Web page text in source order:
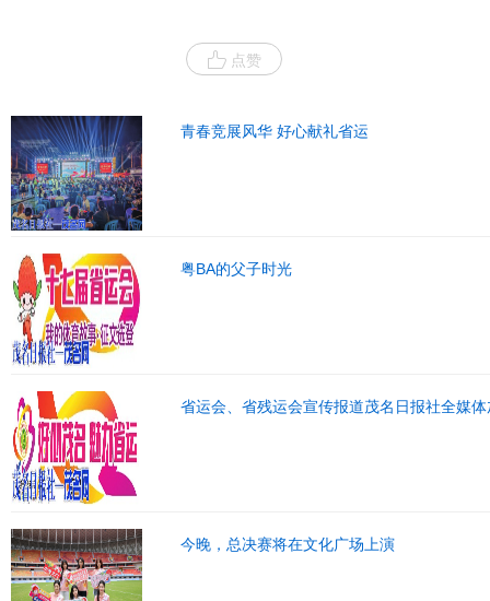
点赞
青春竞展风华 好心献礼省运
粤BA的父子时光
省运会、省残运会宣传报道茂名日报社全媒
今晚，总决赛将在文化广场上演